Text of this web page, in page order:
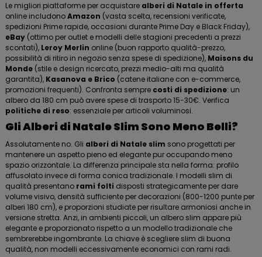
Le migliori piattaforme per acquistare alberi di Natale in offerta
online includonoAmazon (vasta scelta, recensioni verificate,
spedizioni Prime rapide, occasioni durante Prime Day e Black Friday),
eBay (ottimo per outlet e modelli delle stagioni precedenti a prezzi
scontati), Leroy Merlin online (buon rapporto qualità-prezzo,
possibilità di ritiro in negozio senza spese di spedizione), Maisons du
Monde (stile e design ricercato, prezzi medio-alti ma qualità
garantita), Kasanova e Brico (catene italiane con e-commerce,
promozioni frequenti). Confronta sempre costi di spedizione: un
albero da 180 cm può avere spese di trasporto 15-30€. Verifica
politiche di reso: essenziale per articoli voluminosi.
Gli Alberi di Natale Slim Sono Meno Belli?
Assolutamente no. Gli alberi di Natale slim sono progettati per
mantenere un aspetto pieno ed elegante pur occupando meno
spazio orizzontale. La differenza principale sta nella forma: profilo
affusolato invece di forma conica tradizionale. I modelli slim di
qualità presentano rami folti disposti strategicamente per dare
volume visivo, densità sufficiente per decorazioni (800-1200 punte per
alberi 180 cm), e proporzioni studiate per risultare armoniosi anche in
versione stretta. Anzi, in ambienti piccoli, un albero slim appare più
elegante e proporzionato rispetto a un modello tradizionale che
sembrerebbe ingombrante. La chiave è scegliere slim di buona
qualità, non modelli eccessivamente economici con rami radi.